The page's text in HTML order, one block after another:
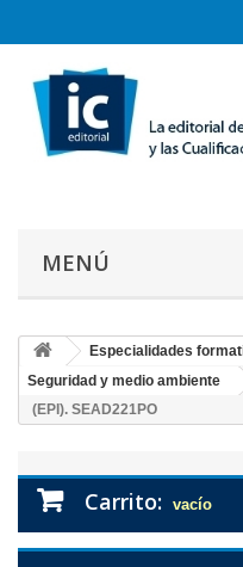
MENÚ
Especialidades
Seguridad y medio ambiente
(EPI). SEAD221PO
Carrito: vacío